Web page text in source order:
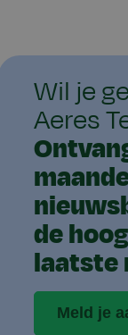
Wil je
Aeres
de
laatste
Meld je